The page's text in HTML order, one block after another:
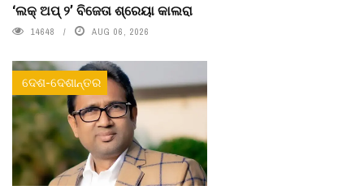
‘ଲକ୍ ଅପ୍ ୨’ ବିଜେତା ଶ୍ରେୟା କାଲରା
14648 AUG 06, 2026
ଦେଶ-ଦେଶାନ୍ତର